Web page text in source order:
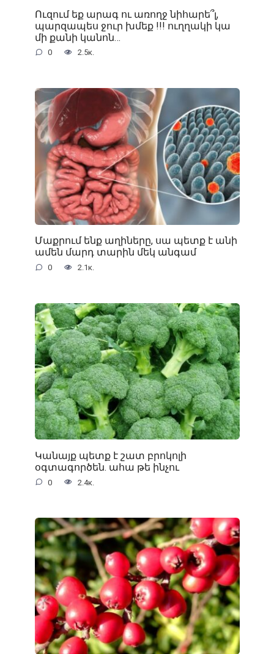
Ուզում եք արագ ու առողջ նիհարե՞լ,
պարզապես ջուր խմեք !!! ուղղակի կա
մի քանի կանոն…
0 2.5к.
Մաքրում ենք աղիները, սա պետք է անի
ամեն մարդ տարին մեկ անգամ
0 2.1к.
Կանայք պետք է շատ բրոկոլի
օգտագործեն. ահա թե ինչու
0 2.4к.